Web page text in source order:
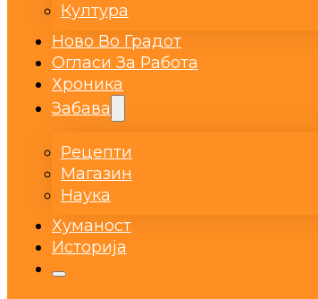
Култура
Ново Во Градот
Огласи За Работа
Хроника
Забава
Рецепти
Магазин
Наука
Хуманост
Историја